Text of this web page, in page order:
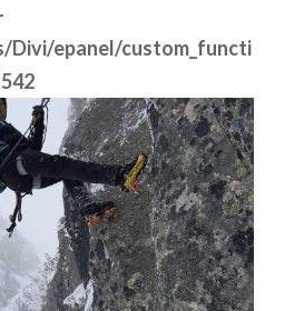
Divi/epanel/custom_functi